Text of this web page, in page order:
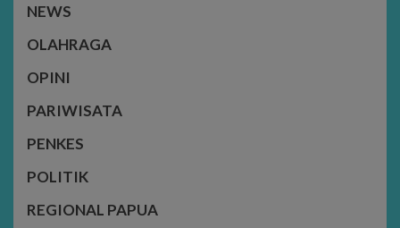
NEWS
OLAHRAGA
OPINI
PARIWISATA
PENKES
POLITIK
REGIONAL PAPUA